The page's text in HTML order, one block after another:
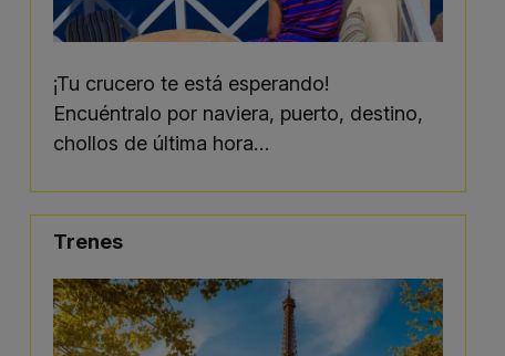
¡Tu crucero te está esperando!
Encuéntralo por naviera, puerto, destino,
chollos de última hora…
Trenes